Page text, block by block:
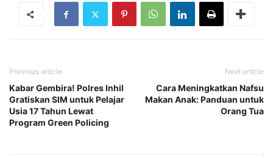
Previous article
Kabar Gembira! Polres Inhil
Gratiskan SIM untuk Pelajar
Usia 17 Tahun Lewat
Program Green Policing
Next article
Cara Meningkatkan Nafsu
Makan Anak: Panduan untuk
Orang Tua